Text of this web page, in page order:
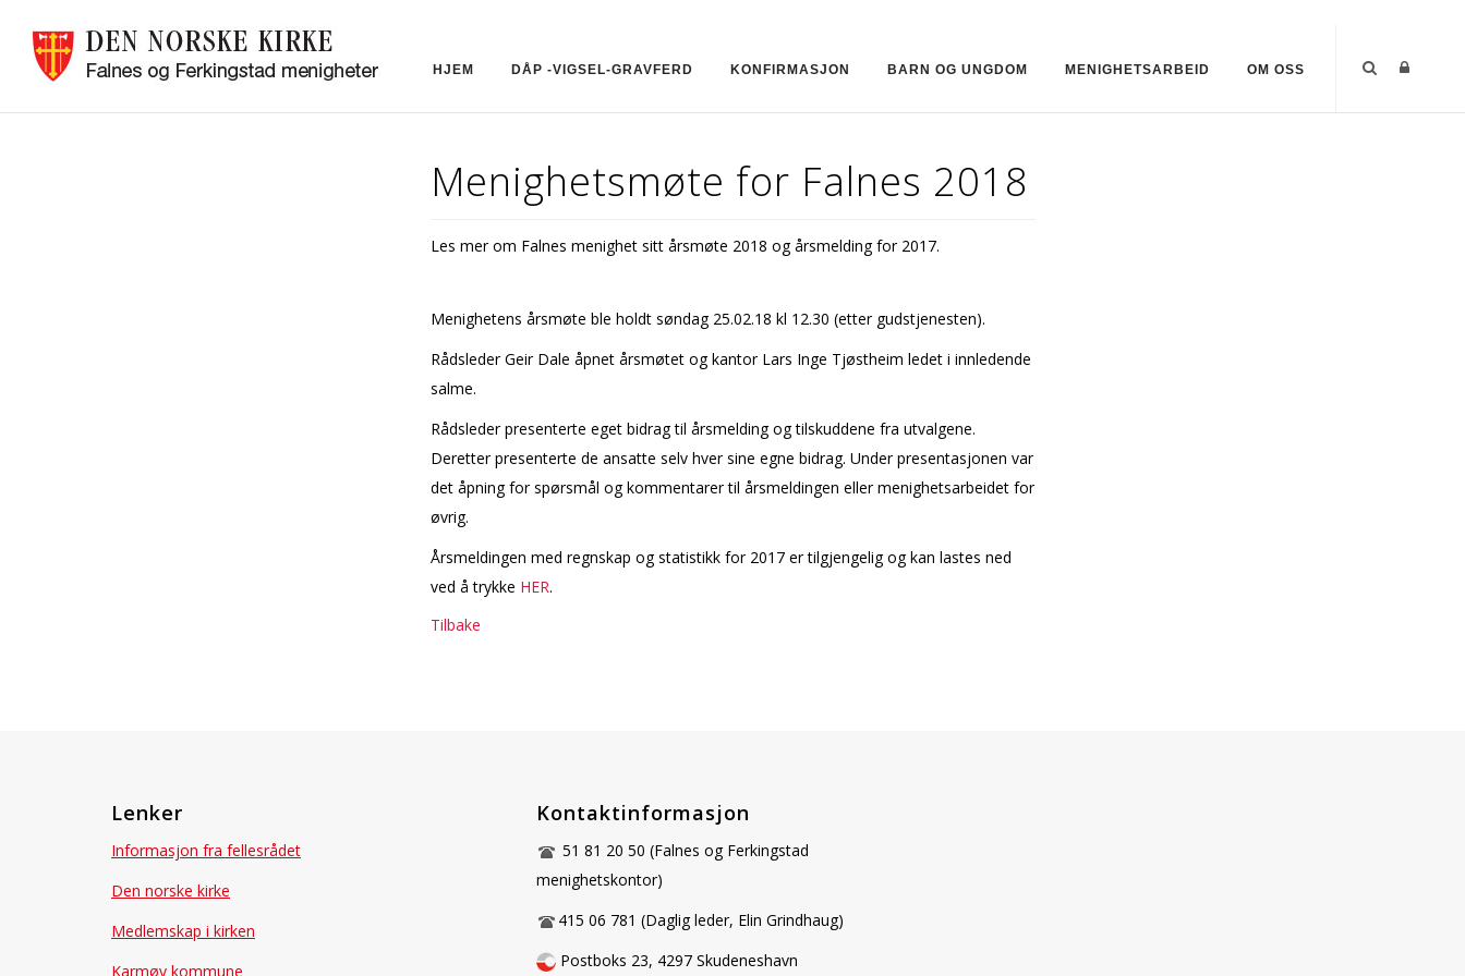
HJEM DÅP -VIGSEL-GRAVFERD KONFIRMASJON BARN OG UNGDOM MENIGHETSARBEID OM OSS
Menighetsmøte for Falnes 2018
Les mer om Falnes menighet sitt årsmøte 2018 og årsmelding for 2017.
Menighetens årsmøte ble holdt søndag 25.02.18 kl 12.30 (etter gudstjenesten).
Rådsleder Geir Dale åpnet årsmøtet og kantor Lars Inge Tjøstheim ledet i innledende
salme.
Rådsleder presenterte eget bidrag til årsmelding og tilskuddene fra utvalgene.
Deretter presenterte de ansatte selv hver sine egne bidrag. Under presentasjonen var
det åpning for spørsmål og kommentarer til årsmeldingen eller menighetsarbeidet for
øvrig.
Årsmeldingen med regnskap og statistikk for 2017 er tilgjengelig og kan lastes ned
ved å trykke HER.
Tilbake
Lenker
Informasjon fra fellesrådet
Den norske kirke
Medlemskap i kirken
Karmøy kommune
Kontaktinformasjon
51 81 20 50 (Falnes og Ferkingstad
menighetskontor)
415 06 781 (Daglig leder, Elin Grindhaug)
Postboks 23, 4297 Skudeneshavn